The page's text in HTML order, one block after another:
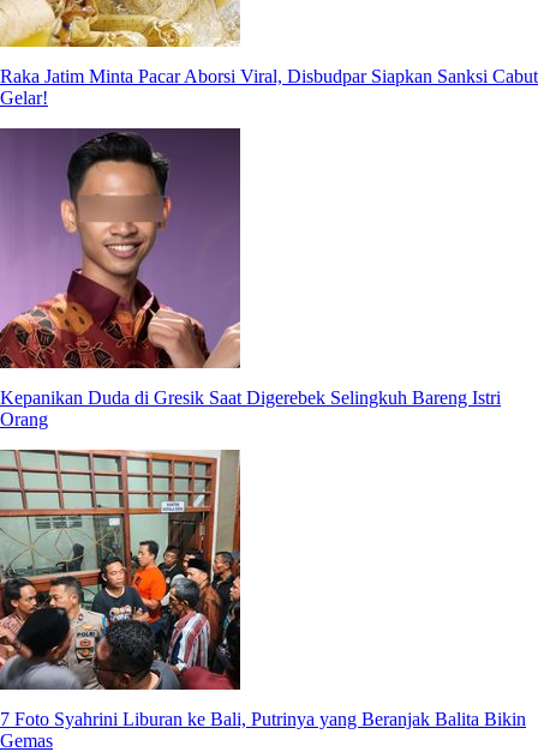
Raka Jatim Minta Pacar Aborsi Viral, Disbudpar Siapkan Sanksi Cabut
Gelar!
Kepanikan Duda di Gresik Saat Digerebek Selingkuh Bareng Istri
Orang
7 Foto Syahrini Liburan ke Bali, Putrinya yang Beranjak Balita Bikin
Gemas